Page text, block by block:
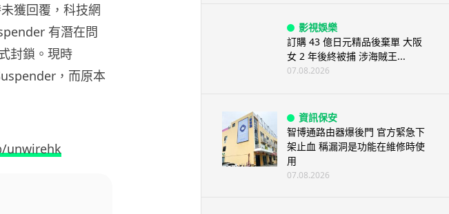
獲回覆，科技網
有潛在問
封鎖。現時
，而原本
unwirehk
影視娛樂
訂購 43 億日元精品後棄單 大阪
女 2 年後終被捕 涉海賊王...
07.08.2026
資訊保安
智博通路由器爆後門 官方緊急下
架止血 稱漏洞是功能在維修時使
用
07.08.2026